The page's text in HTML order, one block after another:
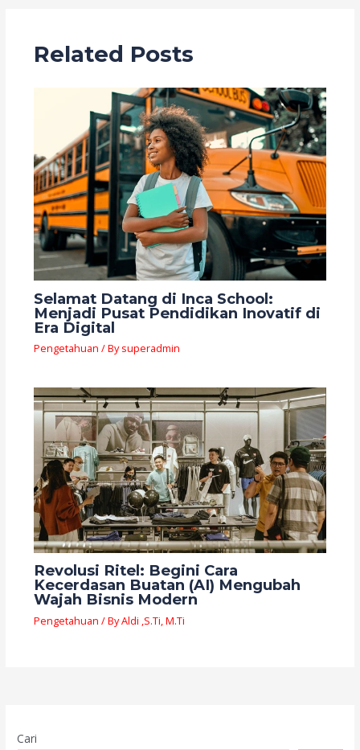
Related Posts
Selamat Datang di Inca School:
Menjadi Pusat Pendidikan Inovatif di
Era Digital
Pengetahuan / Bysuperadmin
Revolusi Ritel: Begini Cara
Kecerdasan Buatan (AI) Mengubah
Wajah Bisnis Modern
Pengetahuan / ByAldi ,S.Ti, M.Ti
Cari